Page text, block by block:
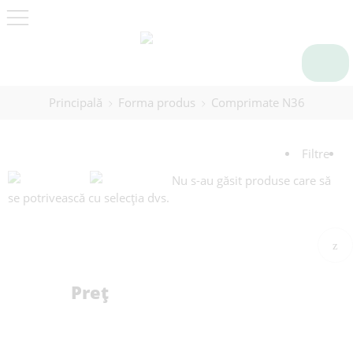
Principală Forma produs Comprimate N36
Filtre
Nu s-au găsit produse care să
se potrivească cu selecția dvs.
Preț